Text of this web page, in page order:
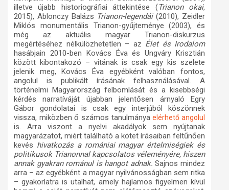
illetve újabb historiográfiai áttekintése (Trianon okai,
2015), Ablonczy Balázs Trianon-legendái(2010), Zeidler
Miklós monumentális Trianon-gyűjteménye (2003), és
még az aktuális magyar Trianon-diskurzus
megértéséhez nélkülözhetetlen – az Élet és Irodalom
hasábjain 2010-ben Kovács Éva és Ungváry Krisztián
között kibontakozó – vitának is csak egy kis szelete
jelenik meg, Kovács Éva egyébként valóban fontos,
angolul is publikált írásának felhasználásával. A
történelmi Magyarország felbomlását és a kisebbségi
kérdés narratíváját újabban jelentősen árnyaló Egry
Gábor gondolatai is csak egy interjúból köszönnek
vissza, miközben ő számos tanulmányaelérhető angolul
is. Arra viszont a nyelvi akadályok sem nyújtanak
magyarázatot, miért található a kötet írásaiban feltűnően
kevés hivatkozás a romániai magyar értelmiségiek és
politikusok Trianonnal kapcsolatos véleményére, hiszen
annak gyakran románul is hangot adnak.Sajnos mindez
arra – az egyébként a magyar nyilvánosságban sem ritka
– gyakorlatra is utalhat, amely hajlamos figyelmen kívül